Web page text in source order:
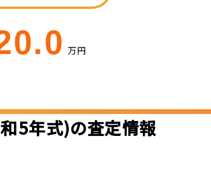
万円
5年式)の査定情報